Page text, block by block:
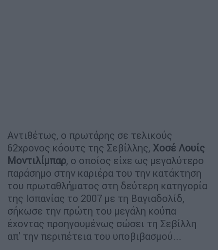
Αντιθέτως, ο πρωτάρης σε τελικούς
62χρονος κόουτς της Σεβίλλης, Χοσέ Λουίς
Μοντιλίμπαρ, ο οποίος είχε ως μεγαλύτερο
παράσημο στην καριέρα του την κατάκτηση
του πρωταθλήματος στη δεύτερη κατηγορία
της Ισπανίας το 2007 με τη Βαγιαδολίδ,
σήκωσε την πρώτη του μεγάλη κούπα
έχοντας προηγουμένως σώσει τη Σεβίλλη
απ' την περιπέτεια του υποβιβασμού...